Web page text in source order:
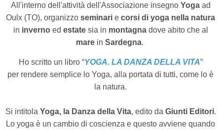
All'interno dell'attività dell'Associazione insegno Yoga ad
Oulx (TO), organizzo seminari e corsi di yoga nella natura
in invernoed estatesia in montagnadove abito che al
marein Sardegna.
Ho scritto un libro “YOGA. LA DANZA DELLA VITA”
per rendere semplice lo Yoga, alla portata di tutti, come lo è
la natura.
Si intitola Yoga, la Danza della Vita, edito da Giunti Editori.
Lo yoga è un cambio di coscienza e questo avviene quando